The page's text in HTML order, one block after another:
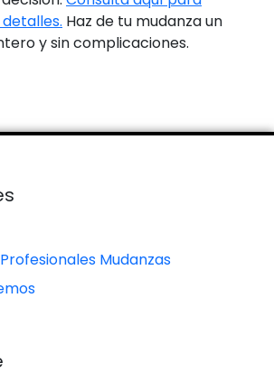
Haz de tu mudanza un
y sin complicaciones.
Mudanzas